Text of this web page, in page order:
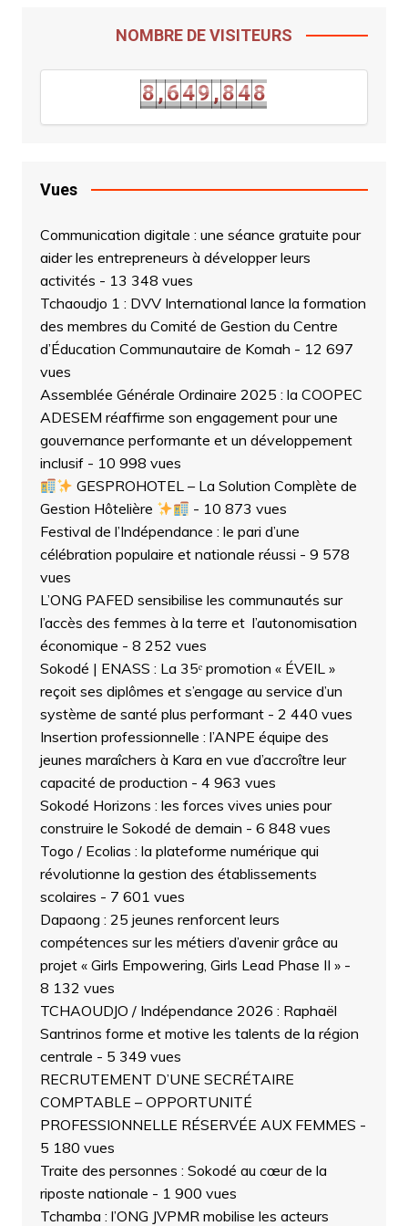
NOMBRE DE VISITEURS
8
8
,
,
6
6
4
4
9
9
,
,
8
8
4
4
8
8
Vues
Communication digitale : une séance gratuite pour
aider les entrepreneurs à développer leurs
activités - 13 348 vues
Tchaoudjo 1 : DVV International lance la formation
des membres du Comité de Gestion du Centre
d’Éducation Communautaire de Komah - 12 697
vues
Assemblée Générale Ordinaire 2025 : la COOPEC
ADESEM réaffirme son engagement pour une
gouvernance performante et un développement
inclusif- 10 998 vues
GESPROHOTEL – La Solution Complète de
Gestion Hôtelière
- 10 873 vues
Festival de l’Indépendance : le pari d’une
célébration populaire et nationale réussi - 9 578
vues
L’ONG PAFED sensibilise les communautés sur
l’accès des femmes à la terre et l’autonomisation
économique - 8 252 vues
Sokodé | ENASS : La 35ᵉ promotion « ÉVEIL »
reçoit ses diplômes et s’engage au service d’un
système de santé plus performant- 2 440 vues
Insertion professionnelle : l’ANPE équipe des
jeunes maraîchers à Kara en vue d’accroître leur
capacité de production - 4 963 vues
Sokodé Horizons : les forces vives unies pour
construire le Sokodé de demain - 6 848 vues
Togo / Ecolias : la plateforme numérique qui
révolutionne la gestion des établissements
scolaires - 7 601 vues
Dapaong : 25 jeunes renforcent leurs
compétences sur les métiers d’avenir grâce au
projet « Girls Empowering, Girls Lead Phase II »-
8 132 vues
TCHAOUDJO / Indépendance 2026 : Raphaël
Santrinos forme et motive les talents de la région
centrale - 5 349 vues
RECRUTEMENT D’UNE SECRÉTAIRE
COMPTABLE – OPPORTUNITÉ
PROFESSIONNELLE RÉSERVÉE AUX FEMMES -
5 180 vues
Traite des personnes : Sokodé au cœur de la
riposte nationale - 1 900 vues
Tchamba : l’ONG JVPMR mobilise les acteurs